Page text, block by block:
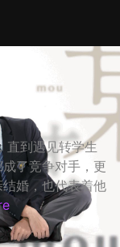
直到遇见转学生
了竞争对手，更
婚，也代表着他